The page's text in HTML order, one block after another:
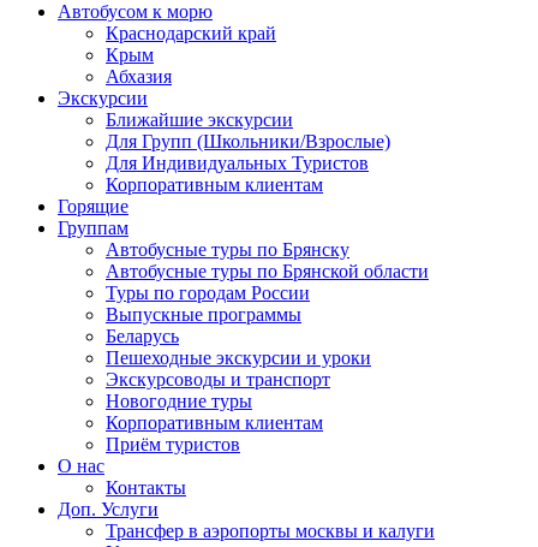
Автобусом к морю
Краснодарский край
Крым
Абхазия
Экскурсии
Ближайшие экскурсии
Для Групп (Школьники/Взрослые)
Для Индивидуальных Туристов
Корпоративным клиентам
Горящие
Группам
Автобусные туры по Брянску
Автобусные туры по Брянской области
Туры по городам России
Выпускные программы
Беларусь
Пешеходные экскурсии и уроки
Экскурсоводы и транспорт
Новогодние туры
Корпоративным клиентам
Приём туристов
О нас
Контакты
Доп. Услуги
Трансфер в аэропорты москвы и калуги